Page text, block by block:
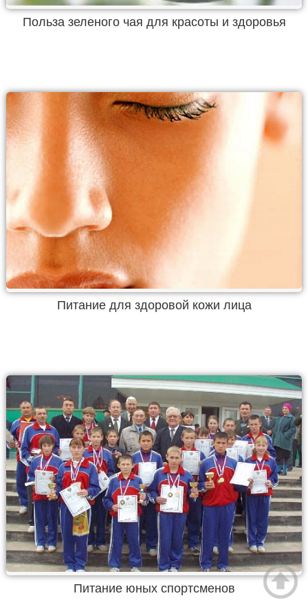
Польза зеленого чая для красоты и здоровья
Питание для здоровой кожи лица
Питание юных спортсменов